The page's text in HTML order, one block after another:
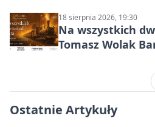
18 sierpnia 2026, 19:30
Na wszystkich
Tomasz Wolak
Ostatnie Artykuły